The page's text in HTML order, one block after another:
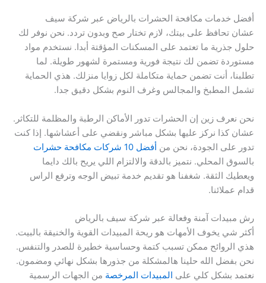
أفضل خدمات مكافحة الحشرات بالرياض عبر شركة سيف
عشان تحافظ على بيتك، لازم تختار صح وبدون تردد. نحن نوفر لك
حلول جذرية ما تعتمد على المسكنات المؤقتة أبدا. نستخدم مواد
مستوردة تضمن لك نتيجة فورية ومستمرة لشهور طويلة. لما
تطلبنا، أنت تضمن حماية متكاملة لكل زوايا منزلك. هذي الحماية
تشمل المطبخ والمجالس وغرف النوم بشكل دقيق جدا.
نحن نعرف زين إن الحشرات تدور الأماكن الرطبة والمظلمة للتكاثر.
عشان كذا نركز عليها بشكل مباشر ونقضي على أعشاشها. إذا كنت
تدور على الجودة، نحن من أفضل 10 شركات مكافحة حشرات
بالسوق المحلي. نتميز بالدقة والالتزام اللي يريح بالك دايما
ويعطيك الثقة. شغفنا هو تقديم خدمة تبيض الوجه وترفع الراس
قدام عملائنا.
رش مبيدات آمنة وفعالة عبر شركة سيف بالرياض
أكثر شي يخوف الأمهات هو ريحة المبيدات القوية والخنيقة بالبيت.
هذي الروائح ممكن تسبب كتمة وحساسية خطيرة للصدر والتنفس.
نحن بفضل الله حلينا هالمشكلة من جذورها بشكل نهائي ومضمون.
نعتمد بشكل كلي على المبيدات المرخصة من الجهات الرسمية